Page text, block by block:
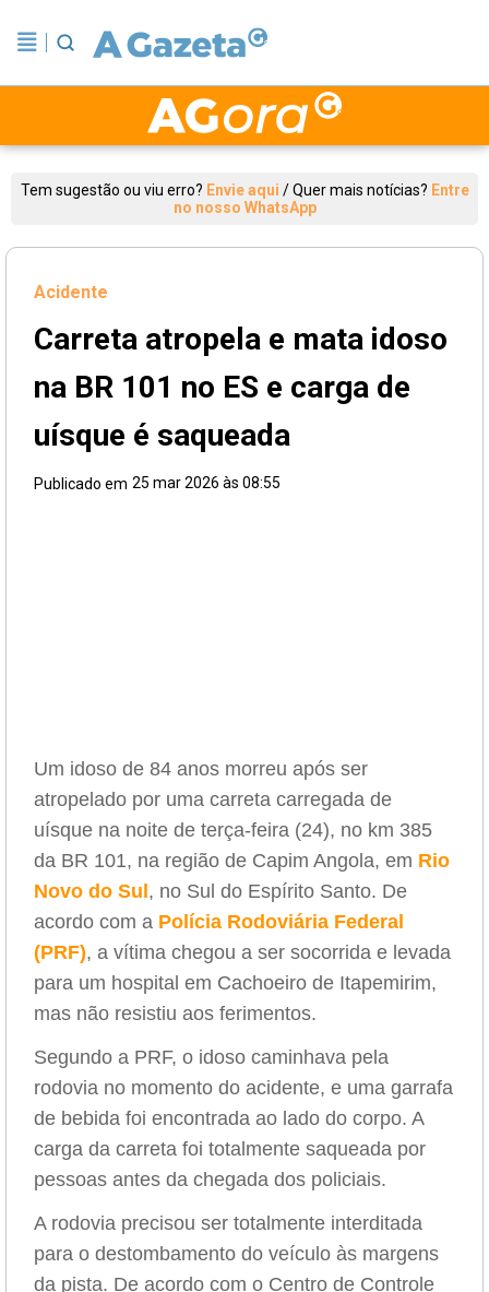
Tem sugestão ou viu erro? Envie aqui /Quer mais notícias? Entre
no nosso WhatsApp
Acidente
Carreta atropela e mata idoso
na BR 101 no ES e carga de
uísque é saqueada
Publicado em 25 mar 2026 às 08:55
Um idoso de 84 anos morreu após ser
atropelado por uma carreta carregada de
uísque na noite de terça-feira (24), no km 385
da BR 101, na região de Capim Angola, em Rio
Novo do Sul , no Sul do Espírito Santo. De
acordo com a Polícia Rodoviária Federal
(PRF), a vítima chegou a ser socorrida e levada
para um hospital em Cachoeiro de Itapemirim,
mas não resistiu aos ferimentos.
Segundo a PRF, o idoso caminhava pela
rodovia no momento do acidente, e uma garrafa
de bebida foi encontrada ao lado do corpo. A
carga da carreta foi totalmente saqueada por
pessoas antes da chegada dos policiais.
A rodovia precisou ser totalmente interditada
para o destombamento do veículo às margens
da pista. De acordo com o Centro de Controle